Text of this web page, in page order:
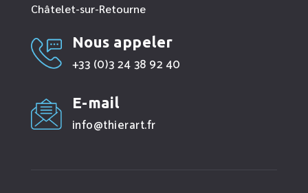
Châtelet-sur-Retourne
Nous appeler
+33 (0)3 24 38 92 40
E-mail
info@thierart.fr